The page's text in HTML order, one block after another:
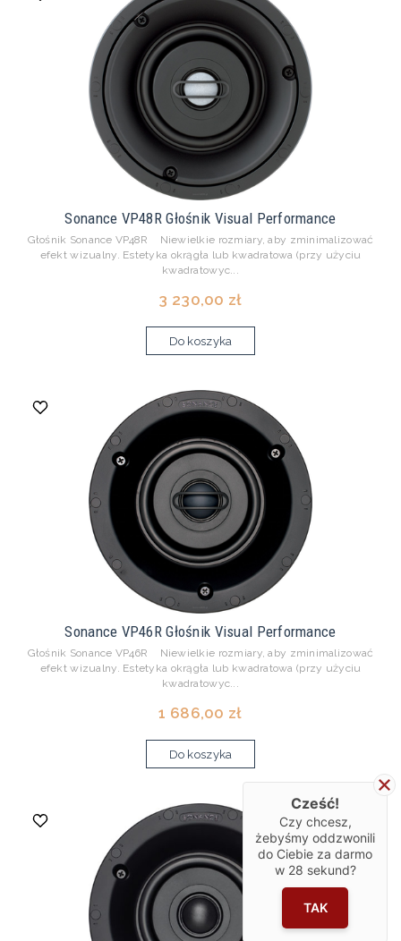
Sonance VP48R Głośnik Visual Performance
Głośnik Sonance VP48R Niewielkie rozmiary, aby zminimalizować
efekt wizualny. Estetyka okrągła lub kwadratowa (przy użyciu
kwadratowyc...
3 230,00 zł
Do koszyka
Sonance VP46R Głośnik Visual Performance
Głośnik Sonance VP46R Niewielkie rozmiary, aby zminimalizować
efekt wizualny. Estetyka okrągła lub kwadratowa (przy użyciu
kwadratowyc...
1 686,00 zł
Do koszyka
Cześć!
Czy chcesz,
żebyśmy oddzwonili
do Ciebie za darmo
w 28 sekund?
TAK